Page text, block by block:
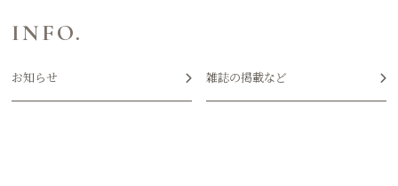
INFO.
お知らせ 雑誌の掲載など